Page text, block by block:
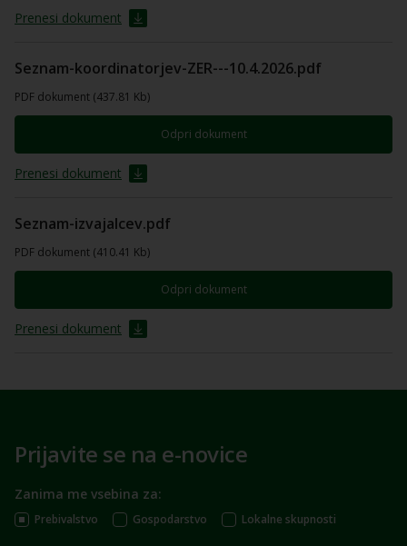
Prenesi dokument
Seznam-koordinatorjev-ZER---10.4.2026.pdf
PDF dokument (437.81 Kb)
Odpri dokument
Prenesi dokument
Seznam-izvajalcev.pdf
PDF dokument (410.41 Kb)
Odpri dokument
Prenesi dokument
Prijavite se na e-novice
Zanima me vsebina za:
Prebivalstvo Gospodarstvo Lokalne skupnosti